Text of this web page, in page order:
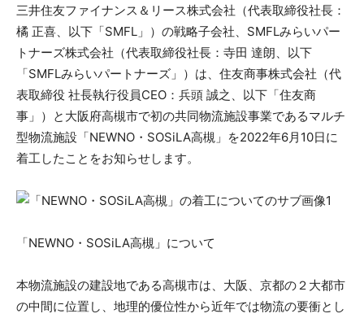
三井住友ファイナンス＆リース株式会社（代表取締役社長：
橘 正喜、以下「SMFL」）の戦略子会社、SMFLみらいパー
トナーズ株式会社（代表取締役社長：寺田 達朗、以下
「SMFLみらいパートナーズ」）は、住友商事株式会社（代
表取締役 社長執行役員CEO：兵頭 誠之、以下「住友商
事」）と大阪府高槻市で初の共同物流施設事業であるマルチ
型物流施設「NEWNO・SOSiLA高槻」を2022年6月10日に
着工したことをお知らせします。
「NEWNO・SOSiLA高槻」について
本物流施設の建設地である高槻市は、大阪、京都の２大都市
の中間に位置し、地理的優位性から近年では物流の要衝とし